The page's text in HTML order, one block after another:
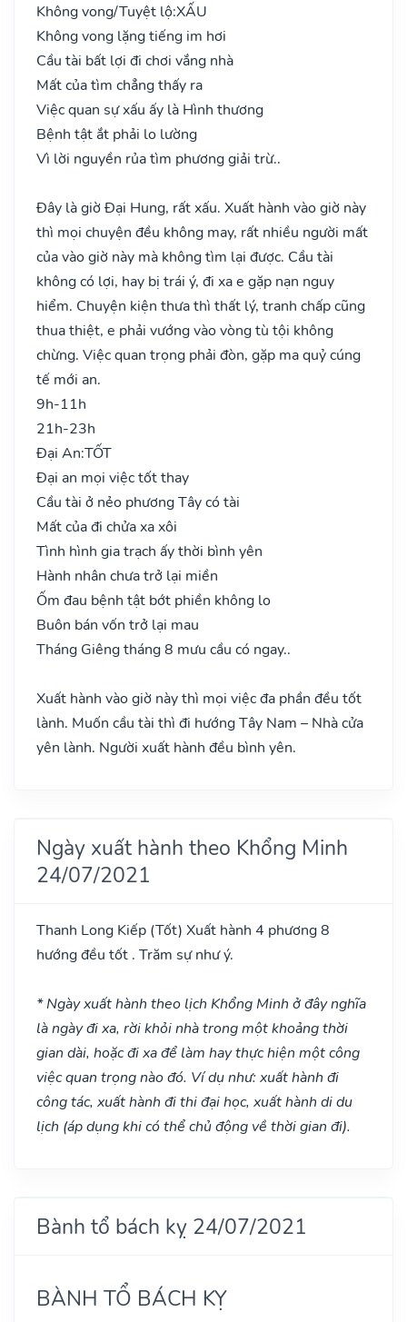
Không vong/Tuyệt lộ:XẤU
Không vong lặng tiếng im hơi
Cầu tài bất lợi đi chơi vắng nhà
Mất của tìm chẳng thấy ra
Việc quan sự xấu ấy là Hình thương
Bệnh tật ắt phải lo lường
Vì lời nguyền rủa tìm phương giải trừ..
Đây là giờ Đại Hung, rất xấu. Xuất hành vào giờ này
thì mọi chuyện đều không may, rất nhiều người mất
của vào giờ này mà không tìm lại được. Cầu tài
không có lợi, hay bị trái ý, đi xa e gặp nạn nguy
hiểm. Chuyện kiện thưa thì thất lý, tranh chấp cũng
thua thiệt, e phải vướng vào vòng tù tội không
chừng. Việc quan trọng phải đòn, gặp ma quỷ cúng
tế mới an.
9h-11h
21h-23h
Đại An:TỐT
Đại an mọi việc tốt thay
Cầu tài ở nẻo phương Tây có tài
Mất của đi chửa xa xôi
Tình hình gia trạch ấy thời bình yên
Hành nhân chưa trở lại miền
Ốm đau bệnh tật bớt phiền không lo
Buôn bán vốn trở lại mau
Tháng Giêng tháng 8 mưu cầu có ngay..
Xuất hành vào giờ này thì mọi việc đa phần đều tốt
lành. Muốn cầu tài thì đi hướng Tây Nam – Nhà cửa
yên lành. Người xuất hành đều bình yên.
Ngày xuất hành theo Khổng Minh
24/07/2021
Thanh Long Kiếp (Tốt) Xuất hành 4 phương 8
hướng đều tốt . Trăm sự như ý.
* Ngày xuất hành theo lịch Khổng Minh ở đây nghĩa
là ngày đi xa, rời khỏi nhà trong một khoảng thời
gian dài, hoặc đi xa để làm hay thực hiện một công
việc quan trọng nào đó. Ví dụ như: xuất hành đi
công tác, xuất hành đi thi đại học, xuất hành di du
lịch (áp dụng khi có thể chủ động về thời gian đi).
Bành tổ bách kỵ 24/07/2021
BÀNH TỔ BÁCH KỴ